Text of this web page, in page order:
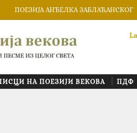
ПОЕЗИЈА АНЂЕЛКА ЗАБЛАЋАНСКОГ
НА ПОЕЗИЈИ ВЕКОВА ПДФ